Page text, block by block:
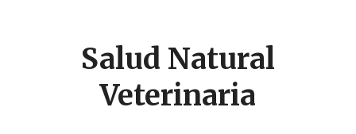
Salud Natural
Veterinaria